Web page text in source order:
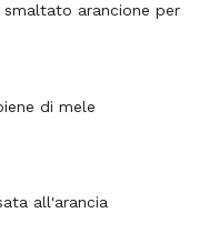
arancione per
di mele
all'arancia